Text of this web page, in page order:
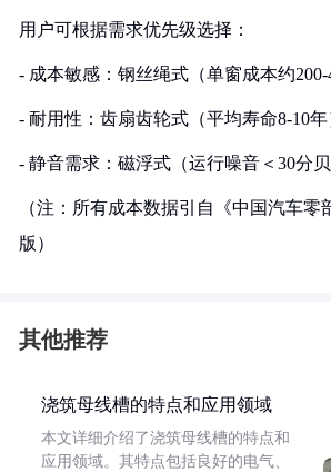
用户可根据需求优先级选择：
- 成本敏感：钢丝绳式（单窗成本约200-
- 耐用性：齿扇齿轮式（平均寿命8-10年
- 静音需求：磁浮式（运行噪音＜30分贝
（注：所有成本数据引自《中国汽车零
版）
其他推荐
浇筑母线槽的特点和应用领域
本文详细介绍了浇筑母线槽的特点和
应用领域。其特点包括良好的电气、